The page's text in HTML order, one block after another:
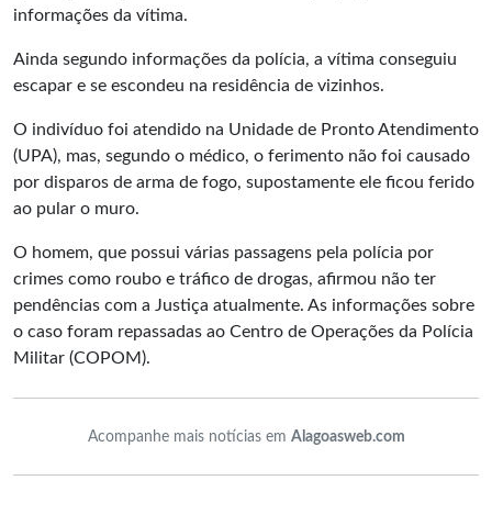
informações da vítima.
Ainda segundo informações da polícia, a vítima conseguiu
escapar e se escondeu na residência de vizinhos.
O indivíduo foi atendido na Unidade de Pronto Atendimento
(UPA), mas, segundo o médico, o ferimento não foi causado
por disparos de arma de fogo, supostamente ele ficou ferido
ao pular o muro.
O homem, que possui várias passagens pela polícia por
crimes como roubo e tráfico de drogas, afirmou não ter
pendências com a Justiça atualmente. As informações sobre
o caso foram repassadas ao Centro de Operações da Polícia
Militar (COPOM).
Acompanhe mais notícias em Alagoasweb.com